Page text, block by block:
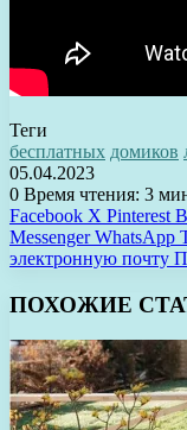
Теги
бесплатных домиков
05.04.2023
0 Время чтения: 3
Facebook X Pinterest
Messenger WhatsApp
электронную почту
ПОХОЖИЕ